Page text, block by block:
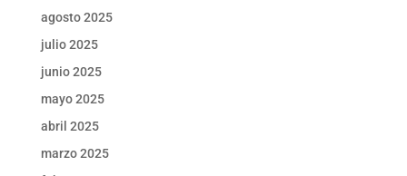
agosto 2025
julio 2025
junio 2025
mayo 2025
abril 2025
marzo 2025